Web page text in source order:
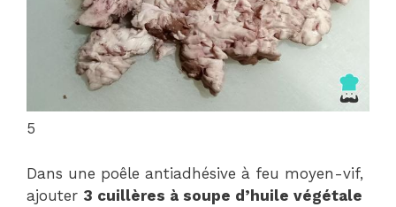
5
Dans une poêle antiadhésive à feu moyen-vif,
ajouter 3 cuillères à soupe d’huile végétale